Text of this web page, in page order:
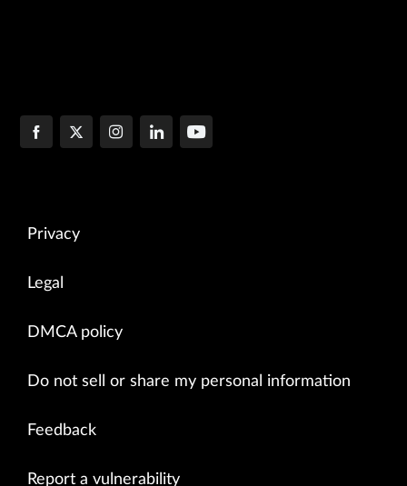
Privacy
Legal
DMCA policy
Do not sell or share my personal information
Feedback
Report a vulnerability